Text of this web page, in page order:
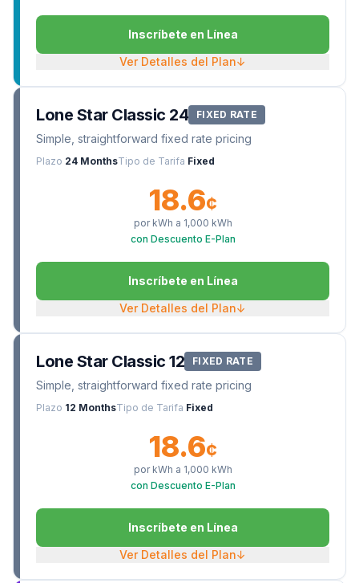
Inscríbete en Línea
Ver Detalles del Plan↓
Lone Star Classic 24 FIXED RATE
Simple, straightforward fixed rate pricing
Plazo 24 MonthsTipo de Tarifa Fixed
18.6¢
por kWh a 1,000 kWh
con Descuento E-Plan
Inscríbete en Línea
Ver Detalles del Plan↓
Lone Star Classic 12 FIXED RATE
Simple, straightforward fixed rate pricing
Plazo 12 MonthsTipo de Tarifa Fixed
18.6¢
por kWh a 1,000 kWh
con Descuento E-Plan
Inscríbete en Línea
Ver Detalles del Plan↓